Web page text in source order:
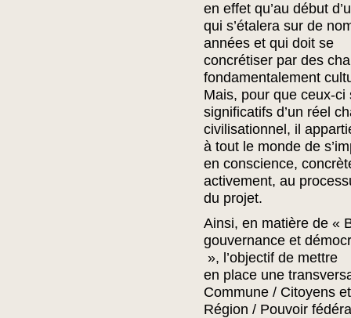
en effet qu’au début
qui s’étalera sur de
années et qui doit se
concrétiser par des
fondamentalement
Mais, pour que ceux-ci
significatifs d’un réel
civilisationnel, il
à tout le monde de
en conscience,
activement, au
du projet.
Ainsi, en matière de «
gouvernance et
», l’objectif de mettre
en place une
Commune / Citoyens
Région / Pouvoir